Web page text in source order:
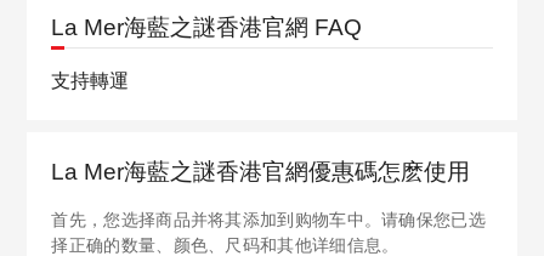
La Mer海藍之謎香港官網 FAQ
支持轉運
La Mer海藍之謎香港官網優惠碼怎麽使用
首先，您选择商品并将其添加到购物车中。请确保您已选
择正确的数量、颜色、尺码和其他详细信息。